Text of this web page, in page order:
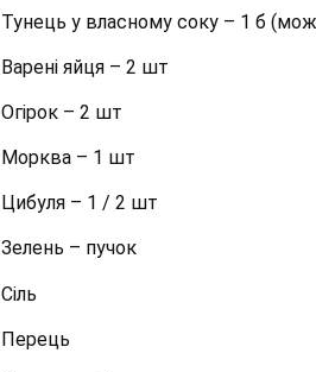
Тунець у власному соку – 1 б
Варені яйця – 2 шт
Огірок – 2 шт
Морква – 1 шт
Цибуля – 1 / 2 шт
Зелень – пучок
Сіль
Перець